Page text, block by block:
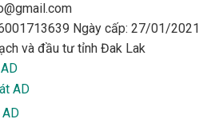
Ngày cấp: 27/01/2021
và đầu tư tỉnh Đak Lak
AD